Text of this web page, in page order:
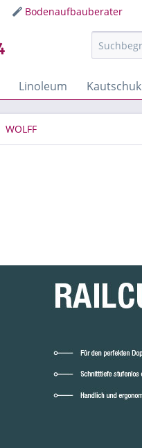
Bodenaufbauberater
Linoleum Kautschuk
WOLFF